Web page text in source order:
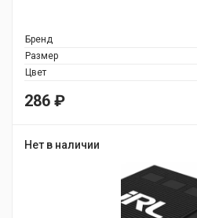
Бренд
Размер
Цвет
286 ₽
Нет в наличии